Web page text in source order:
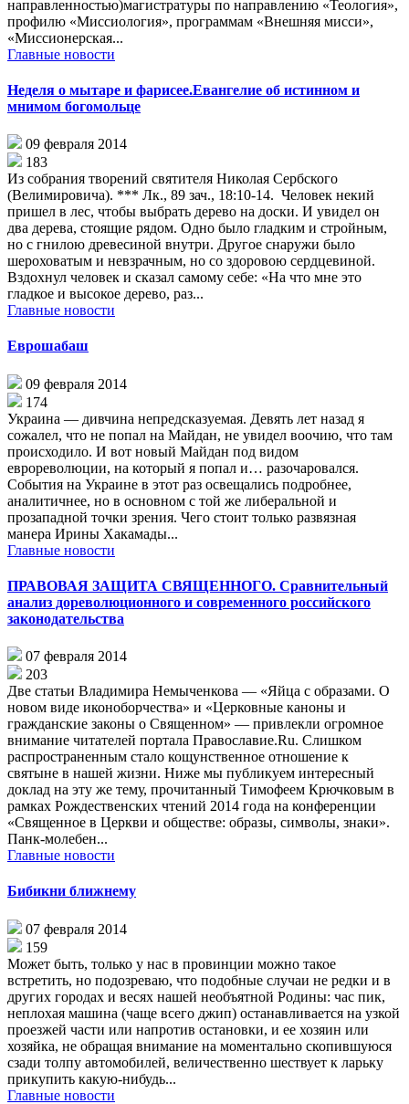
направленностью)магистратуры по направлению «Теология»,
профилю «Миссиология», программам «Внешняя мисси»,
«Миссионерская...
Главные новости
Неделя о мытаре и фарисее.Евангелие об истинном и
мнимом богомольце
09 февраля 2014
183
Из собрания творений святителя Николая Сербского
(Велимировича). *** Лк., 89 зач., 18:10-14. Человек некий
пришел в лес, чтобы выбрать дерево на доски. И увидел он
два дерева, стоящие рядом. Одно было гладким и стройным,
но с гнилою древесиной внутри. Другое снаружи было
шероховатым и невзрачным, но со здоровою сердцевиной.
Вздохнул человек и сказал самому себе: «На что мне это
гладкое и высокое дерево, раз...
Главные новости
Еврошабаш
09 февраля 2014
174
Украина — дивчина непредсказуемая. Девять лет назад я
сожалел, что не попал на Майдан, не увидел воочию, что там
происходило. И вот новый Майдан под видом
еврореволюции, на который я попал и… разочаровался.
События на Украине в этот раз освещались подробнее,
аналитичнее, но в основном с той же либеральной и
прозападной точки зрения. Чего стоит только развязная
манера Ирины Хакамады...
Главные новости
ПРАВОВАЯ ЗАЩИТА СВЯЩЕННОГО. Сравнительный
анализ дореволюционного и современного российского
законодательства
07 февраля 2014
203
Две статьи Владимира Немыченкова — «Яйца с образами. О
новом виде иконоборчества» и «Церковные каноны и
гражданские законы о Священном» — привлекли огромное
внимание читателей портала Православие.Ru. Слишком
распространенным стало кощунственное отношение к
святыне в нашей жизни. Ниже мы публикуем интересный
доклад на эту же тему, прочитанный Тимофеем Крючковым в
рамках Рождественских чтений 2014 года на конференции
«Священное в Церкви и обществе: образы, символы, знаки».
Панк-молебен...
Главные новости
Бибикни ближнему
07 февраля 2014
159
Может быть, только у нас в провинции можно такое
встретить, но подозреваю, что подобные случаи не редки и в
других городах и весях нашей необъятной Родины: час пик,
неплохая машина (чаще всего джип) останавливается на узкой
проезжей части или напротив остановки, и ее хозяин или
хозяйка, не обращая внимание на моментально скопившуюся
сзади толпу автомобилей, величественно шествует к ларьку
прикупить какую-нибудь...
Главные новости